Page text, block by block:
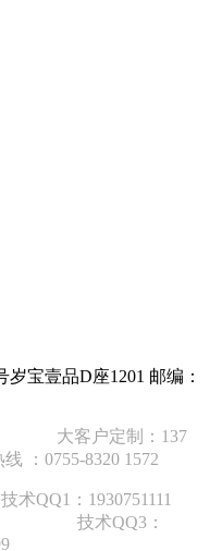
宝壹品D座1201 邮编：
大客户定制：137
8320 1572
技术QQ1：1930751111
技术QQ3：